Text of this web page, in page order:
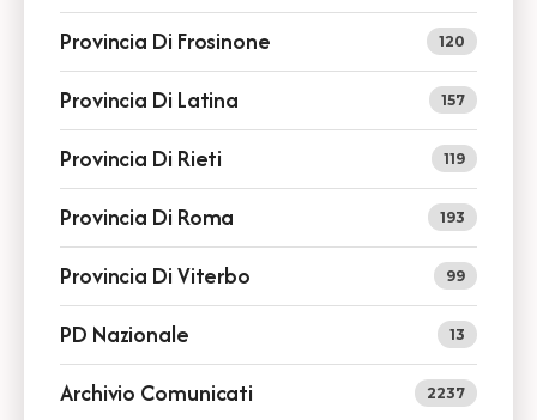
Provincia Di Frosinone 120
Provincia Di Latina 157
Provincia Di Rieti 119
Provincia Di Roma 193
Provincia Di Viterbo 99
PD Nazionale 13
Archivio Comunicati 2237